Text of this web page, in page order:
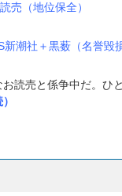
（地位保全）
潮社＋黒薮（名誉毀損
読売と係争中だ。ひ